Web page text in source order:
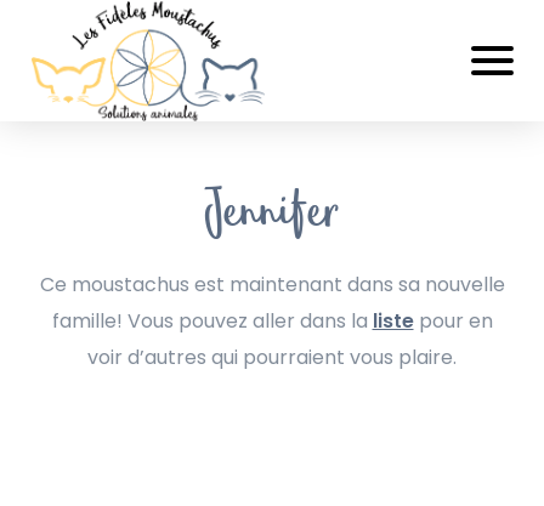
Jennifer
Ce moustachus est maintenant dans sa nouvelle
famille! Vous pouvez aller dans la listepour en
voir d’autres qui pourraient vous plaire.